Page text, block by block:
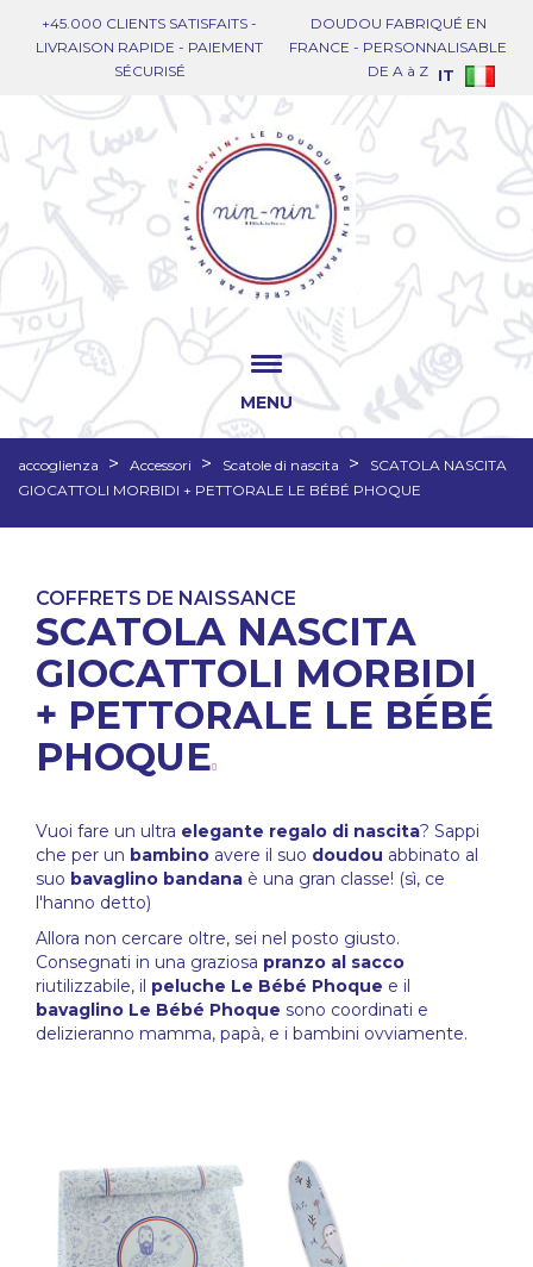
+45.000 CLIENTS SATISFAITS -
LIVRAISON RAPIDE - PAIEMENT
SÉCURISÉ
DOUDOU FABRIQUÉ EN
FRANCE - PERSONNALISABLE
DE A à Z IT
MENU
accoglienza Accessori Scatole di nascita
SCATOLA NASCITA
GIOCATTOLI MORBIDI + PETTORALE LE BÉBÉ PHOQUE
COFFRETS DE NAISSANCE
SCATOLA NASCITA
GIOCATTOLI MORBIDI
+ PETTORALE LE BÉBÉ
PHOQUE
Vuoi fare un ultra elegante regalo di nascita? Sappi
che per un bambino avere il suo doudou abbinato al
suo bavaglino bandana è una gran classe! (sì, ce
l'hanno detto)
Allora non cercare oltre, sei nel posto giusto.
Consegnati in una graziosa pranzo al sacco
riutilizzabile, il peluche Le Bébé Phoque e il
bavaglino Le Bébé Phoque sono coordinati e
delizieranno mamma, papà, e i bambini ovviamente.